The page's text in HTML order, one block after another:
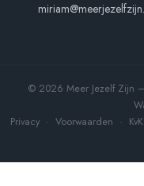
© 2026 Meer Jezelf Zijn
Privacy · Voorwaarden ·